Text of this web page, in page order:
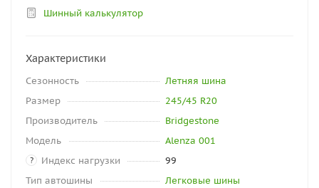
Шинный калькулятор
Характеристики
Сезонность
Летняя шина
Размер
245/45 R20
Производитель
Bridgestone
Модель
Alenza 001
? Индекс нагрузки
99
Тип автошины
Легковые шины